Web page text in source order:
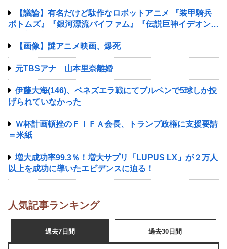
【議論】有名だけど駄作なロボットアニメ 『装甲騎兵
ボトムズ』『銀河漂流バイファム』『伝説巨神イデオン』
『超獣機神ダンクーガ』『銀河疾風サスライガー』
【画像】謎アニメ映画、爆死
元TBSアナ 山本里奈離婚
伊藤大海(146)、ベネズエラ戦にてブルペンで5球しか投
げられていなかった
Ｗ杯計画頓挫のＦＩＦＡ会長、トランプ政権に支援要請
＝米紙
増大成功率99.3％！増大サプリ「LUPUS LX」が２万人
以上を成功に導いたエビデンスに迫る！
人気記事ランキング
過去7日間 過去30日間